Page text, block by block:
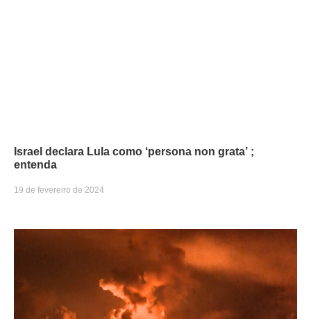
Israel declara Lula como ‘persona non grata’ ;
entenda
19 de fevereiro de 2024